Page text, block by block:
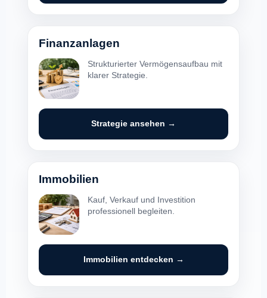
Finanzanlagen
Strukturierter Vermögensaufbau mit
klarer Strategie.
Strategie ansehen →
Immobilien
Kauf, Verkauf und Investition
professionell begleiten.
Immobilien entdecken →